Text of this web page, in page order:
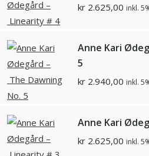
kr 2.625,00 inkl.
Anne Kari
5
kr 2.940,00 inkl.
Anne Kari
kr 2.625,00 inkl.